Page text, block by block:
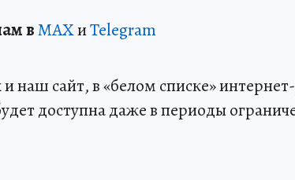
вMAXиTelegram
наш сайт, в «белом списке»
доступна даже в периоды